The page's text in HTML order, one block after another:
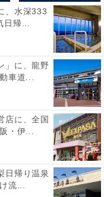
、水深333
日帰...
」に、龍野
車道...
店に、全国
・伊...
日帰り温泉
流...